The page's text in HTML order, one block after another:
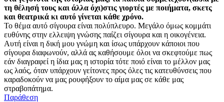
τη θέλησή τους και άλλα όχι)στις γιορτές με ποιήματα, σκετς
και θεατρικά κι αυτό γίνεται κάθε χρόνο.
Το θέμα αυτό σίγουρα είναι πολύπλευρο. Μεγάλο όμως κομμάτι
ευθύνης στην ελλειψη γνώσης παίζει σίγουρα και η οικογένεια.
Αυτή είναι η δική μου γνώμη και ίσως υπάρχουν κάποιοι που
σίγουρα διαφωνούν, αλλά ας καθήσουμε όλοι να σκεφτούμε πως
εάν διαγραφεί η ίδια μας η ιστορία τότε ποιό είναι το μέλλον μας
ως λαός, όταν υπάρχουν γείτονες προς όλες τις κατευθύνσεις που
καραδοκούν να μας ρουφήξουν το αίμα μας σε κάθε μας
στραβοπάτημα.
Παράθεση